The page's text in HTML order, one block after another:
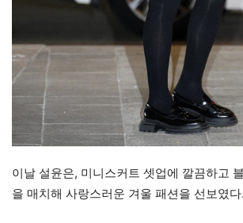
이날 설윤은, 미니스커트 셋업에 깔끔하고
을 매치해 사랑스러운 겨울 패션을 선보였다.